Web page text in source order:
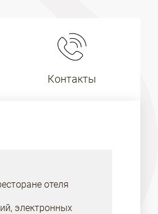
Контакты
отеля
электронных